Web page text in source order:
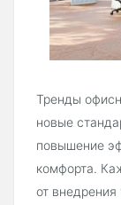
Тренды
новые
повышение
комфорта.
от